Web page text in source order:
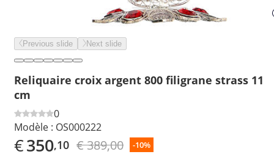
Previous slide Next slide
Reliquaire croix argent 800 filigrane strass 11
cm
0
Modèle : OS000222
€350,10 € 389,00 -10%